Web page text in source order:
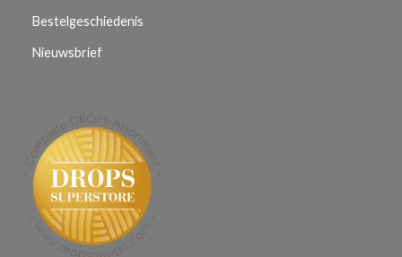
Bestelgeschiedenis
Nieuwsbrief